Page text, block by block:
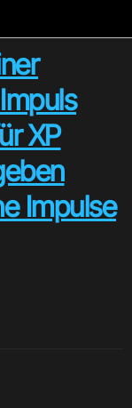
XP
Impulse